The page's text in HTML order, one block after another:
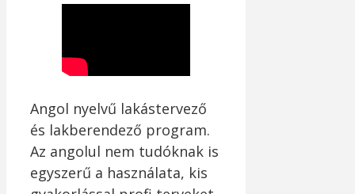
Angol nyelvű lakástervező
és lakberendező program.
Az angolul nem tudóknak is
egyszerű a használata, kis